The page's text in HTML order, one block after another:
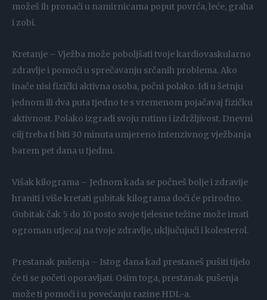
možeš ih pronaći u namirnicama poput povrća, leće, graha
i zobi.
Kretanje – Vježba može poboljšati tvoje kardiovaskularno
zdravlje i pomoći u sprečavanju srčanih problema. Ako
inače nisi fizički aktivna osoba, počni polako. Idi u šetnju
jednom ili dva puta tjedno te s vremenom pojačavaj fizičku
aktivnost. Polako izgradi svoju rutinu i izdržljivost. Dnevni
cilj treba ti biti 30 minuta umjereno intenzivnog vježbanja
barem pet dana u tjednu.
Višak kilograma – Jednom kada se počneš bolje i zdravije
hraniti i više kretati gubitak kilograma doći će prirodno.
Gubitak čak 5 do 10 posto svoje tjelesne težine može imati
ogroman utjecaj na tvoje zdravlje, uključujući i kolesterol.
Prestanak pušenja – Istog dana kad prestaneš pušiti tijelo
će ti se početi oporavljati. Osim toga, prestanak pušenja
može ti pomoći i u povećanju razine HDL-a.